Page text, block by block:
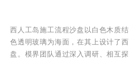
西人工岛施工流程沙盘以白色木质
色透明玻璃为海面，在其上设计了
盘。模界团队通过深入调研、相互